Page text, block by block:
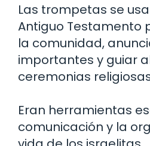
Las trompetas se
Antiguo Testamento
la comunidad,
importantes y guiar
ceremonias
Eran herramientas
comunicación y la